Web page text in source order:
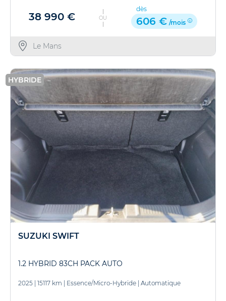
38 990 € OU
dès
606 € /mois
Le Mans
HYBRIDE
SUZUKI SWIFT
1.2 HYBRID 83CH PACK AUTO
2025 15117 km Essence/Micro-Hybride Automatique